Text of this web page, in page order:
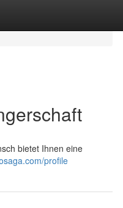
bietet Ihnen eine
profile